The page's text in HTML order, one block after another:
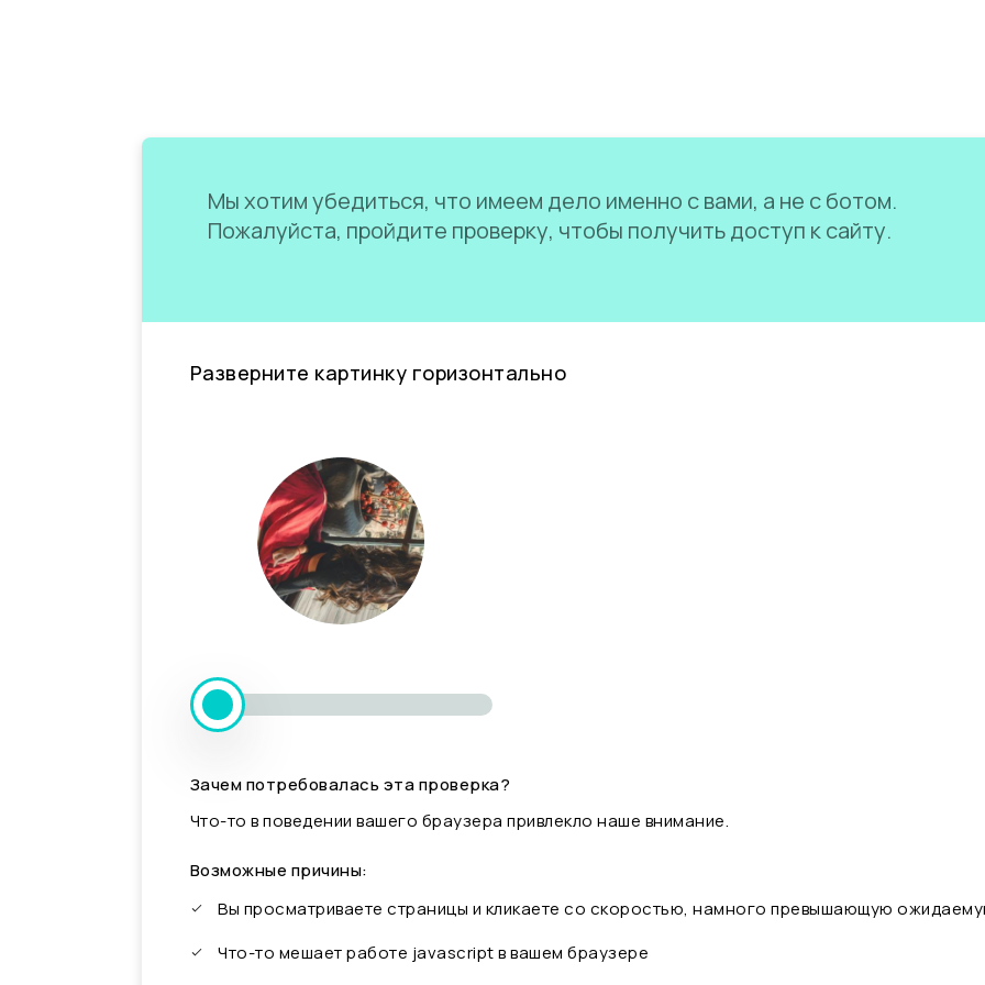
Мы хотим убедиться, что имеем дело именно с вами, а не с ботом.
Пожалуйста, пройдите проверку, чтобы получить доступ к сайту.
Разверните картинку горизонтально
Зачем потребовалась эта проверка?
Что-то в поведении вашего браузера привлекло наше внимание.
Возможные причины:
Вы просматриваете страницы и кликаете со скоростью, намного превышающую
Что-то мешает работе javascript в вашем браузере